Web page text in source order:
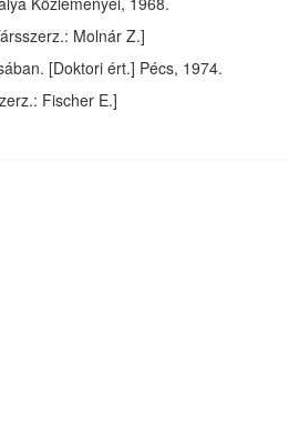
Molnár Z.]
[Doktori ért.] Pécs, 1974.
Fischer E.]